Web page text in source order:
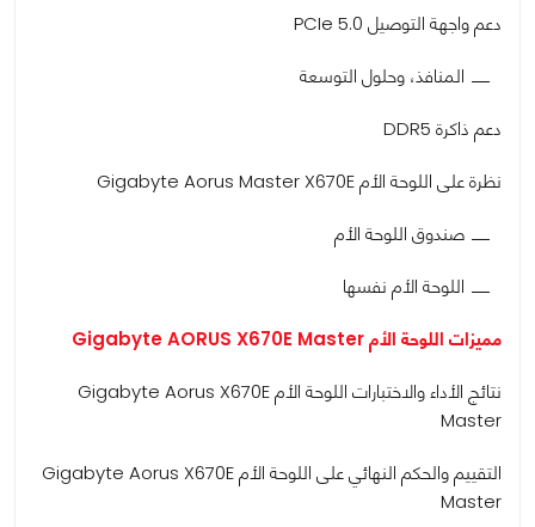
دعم واجهة التوصيل PCIe 5.0
المنافذ، وحلول التوسعة
دعم ذاكرة DDR5
نظرة على اللوحة الأم Gigabyte Aorus Master X670E
صندوق اللوحة الأم
اللوحة الأم نفسها
مميزات اللوحة الأم Gigabyte AORUS X670E Master
نتائج الأداء والاختبارات اللوحة الأم Gigabyte Aorus X670E
Master
التقييم والحكم النهائي على اللوحة الأم Gigabyte Aorus X670E
Master